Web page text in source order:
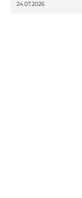
24.07.2026